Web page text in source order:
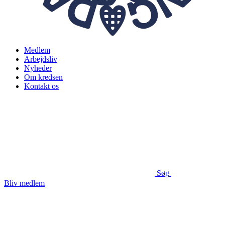
Medlem
Arbejdsliv
Nyheder
Om kredsen
Kontakt os
Søg
Bliv medlem